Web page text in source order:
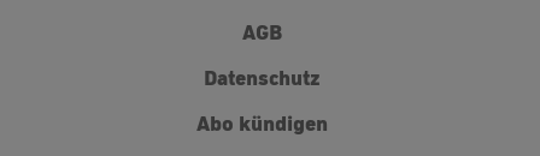
AGB
Datenschutz
Abo kündigen